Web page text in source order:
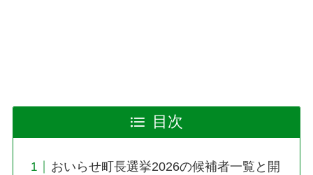
目次
おいらせ町長選挙2026の候補者一覧と開